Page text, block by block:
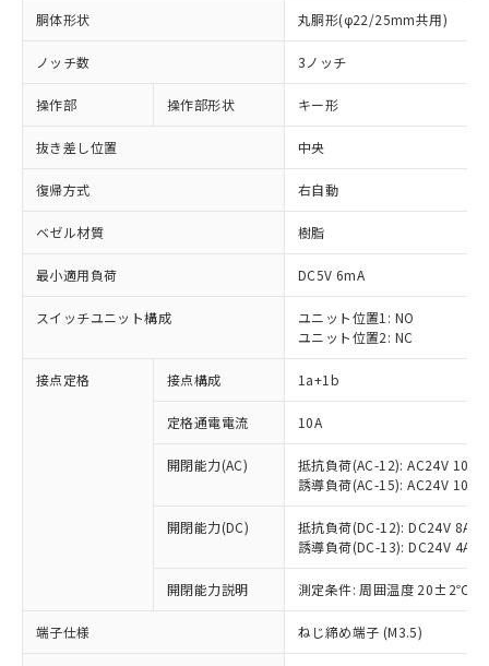
胴体形状 丸胴形(φ22/25mm共用)
ノッチ数 3ノッチ
操作部 操作部形状 キー形
抜き差し位置 中央
復帰方式 右自動
ベゼル材質 樹脂
最小適用負荷 DC5V 6mA
スイッチユニット構成
ユニット位置1: NO
ユニット位置2: NC
接点定格 接点構成 1a+1b
定格通電電流 10A
開閉能力(AC)
抵抗負荷(AC-12): AC24V 10A/
誘導負荷(AC-15): AC24V
開閉能力(DC)
抵抗負荷(DC-12): DC24V 8A/
誘導負荷(DC-13): DC24V 4A/
開閉能力説明 測定条件: 周囲温度 20±2℃、
端子仕様 ねじ締め端子 (M3.5)
対応済み：EU RoHS指令（10物質）の
非含有に対応した製品が提供可能な商品で